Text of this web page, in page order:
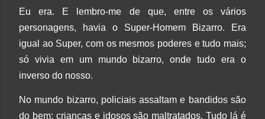
Eu era. E lembro-me de que, entre os vários
personagens, havia o Super-Homem Bizarro. Era
igual ao Super, com os mesmos poderes e tudo mais;
só vivia em um mundo bizarro, onde tudo era o
inverso do nosso.
No mundo bizarro, policiais assaltam e bandidos são
do bem; crianças e idosos são maltratados. Tudo lá é